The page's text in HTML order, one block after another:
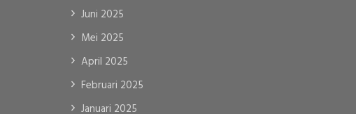
Juni 2025
Mei 2025
April 2025
Februari 2025
Januari 2025